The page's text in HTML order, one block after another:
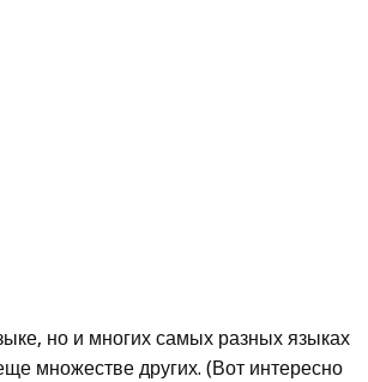
но и многих самых разных языках
множестве других. (Вот интересно